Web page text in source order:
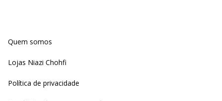
Quem somos
Lojas Niazi Chohfi
Política de privacidade